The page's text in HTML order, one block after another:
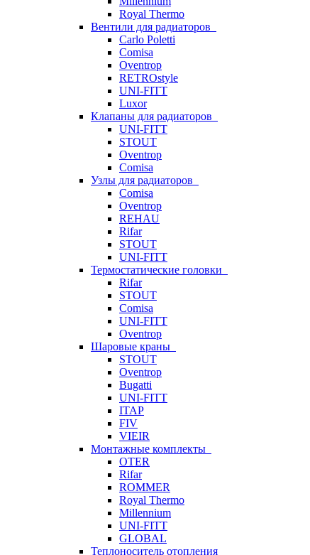
Royal Thermo
Вентили для радиаторов
Carlo Poletti
Comisa
Oventrop
RETROstyle
UNI-FITT
Luxor
Клапаны для радиаторов
UNI-FITT
STOUT
Oventrop
Comisa
Узлы для радиаторов
Comisa
Oventrop
REHAU
Rifar
STOUT
UNI-FITT
Термостатические головки
Rifar
STOUT
Comisa
UNI-FITT
Oventrop
Шаровые краны
STOUT
Oventrop
Bugatti
UNI-FITT
ITAP
FIV
VIEIR
Монтажные комплекты
OTER
Rifar
ROMMER
Royal Thermo
Millennium
UNI-FITT
GLOBAL
Теплоноситель отопления